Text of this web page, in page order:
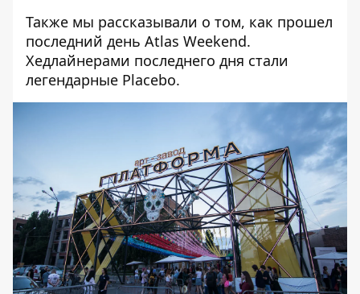
Также мы рассказывали о том, как прошел
последний день Atlas Weekend.
Хедлайнерами последнего дня стали
легендарные Placebo.